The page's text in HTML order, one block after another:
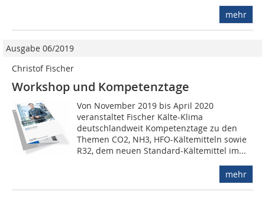
mehr
Ausgabe 06/2019
Christof Fischer
Workshop und Kompetenztage
Von November 2019 bis April 2020
veranstaltet Fischer Kälte-Klima
deutschlandweit Kompetenztage zu den
Themen CO2, NH3, HFO-Kältemitteln sowie
R32, dem neuen Standard-Kältemittel im...
mehr